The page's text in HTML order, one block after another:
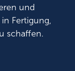
und
Fertigung,
schaffen.